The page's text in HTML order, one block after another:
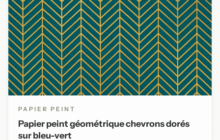
PAPIER PEINT
Papier peint géométrique chevrons dorés
sur bleu-vert